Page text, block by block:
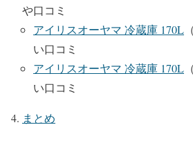
や口コミ
アイリスオーヤマ 冷蔵庫 170L
い口コミ
アイリスオーヤマ 冷蔵庫 170L
い口コミ
まとめ